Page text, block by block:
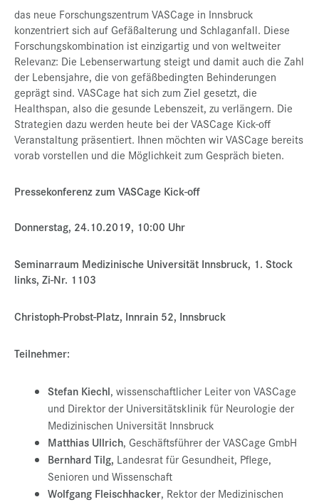
Internationales
Events
Presse
Jobs
Kontakt
Datenschutz
das neue Forschungszentrum VASCage in Innsbruck
konzentriert sich auf Gefäßalterung und Schlaganfall. Diese
Forschungskombination ist einzigartig und von weltweiter
Relevanz: Die Lebenserwartung steigt und damit auch die Zahl
der Lebensjahre, die von gefäßbedingten Behinderungen
geprägt sind. VASCage hat sich zum Ziel gesetzt, die
Healthspan, also die gesunde Lebenszeit, zu verlängern. Die
Strategien dazu werden heute bei der VASCage Kick-off
Veranstaltung präsentiert. Ihnen möchten wir VASCage bereits
vorab vorstellen und die Möglichkeit zum Gespräch bieten.
Pressekonferenz zum VASCage Kick-off
Donnerstag, 24.10.2019, 10:00 Uhr
Seminarraum Medizinische Universität Innsbruck, 1. Stock
links, Zi-Nr. 1103
Christoph-Probst-Platz, Innrain 52, Innsbruck
Teilnehmer:
Stefan Kiechl, wissenschaftlicher Leiter von VASCage
und Direktor der Universitätsklinik für Neurologie der
Medizinischen Universität Innsbruck
Matthias Ullrich, Geschäftsführer der VASCage GmbH
Bernhard Tilg, Landesrat für Gesundheit, Pflege,
Senioren und Wissenschaft
Wolfgang Fleischhacker, Rektor der Medizinischen